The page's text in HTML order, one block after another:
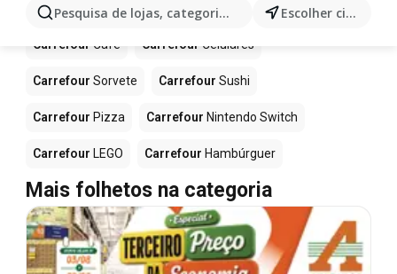
Pesquisa de lojas, categorias,produtos... Escolher cidade
Mais produtos em Carrefour
Carrefour Café Carrefour Celulares
Carrefour Sorvete Carrefour Sushi
Carrefour Pizza Carrefour Nintendo Switch
Carrefour LEGO Carrefour Hambúrguer
Mais folhetos na categoria